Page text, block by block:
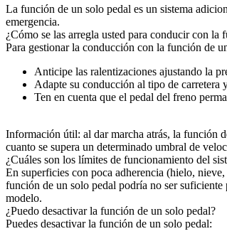
La función de un solo pedal es un sistema
emergencia.
¿Cómo se las arregla usted para conducir con la
Para gestionar la conducción con la función de
Anticipe las ralentizaciones ajustando la
Adapte su conducción al tipo de carretera
Ten en cuenta que el pedal del freno
Información útil: al dar marcha atrás, la función
cuanto se supera un determinado umbral de
¿Cuáles son los límites de funcionamiento del
En superficies con poca adherencia (hielo,
función de un solo pedal podría no ser
modelo.
¿Puedo desactivar la función de un solo pedal?
Puedes desactivar la función de un solo pedal: